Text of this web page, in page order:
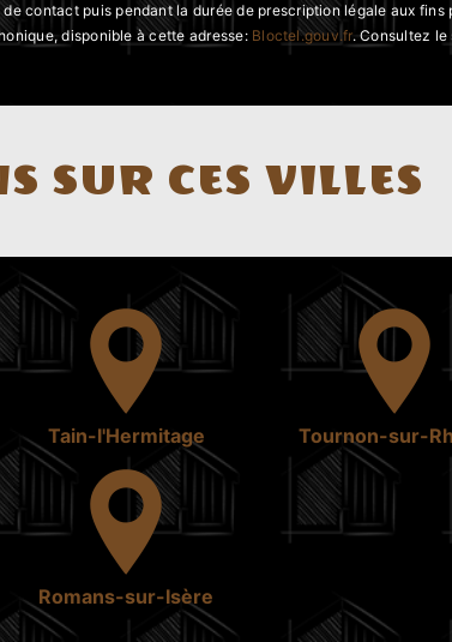
contact puis pendant la durée de prescription légale aux
disponible à cette adresse: Bloctel.gouv.fr. Consultez le
SUR CES VILLES
Tain-l'Hermitage Tournon-sur-
Romans-sur-Isère